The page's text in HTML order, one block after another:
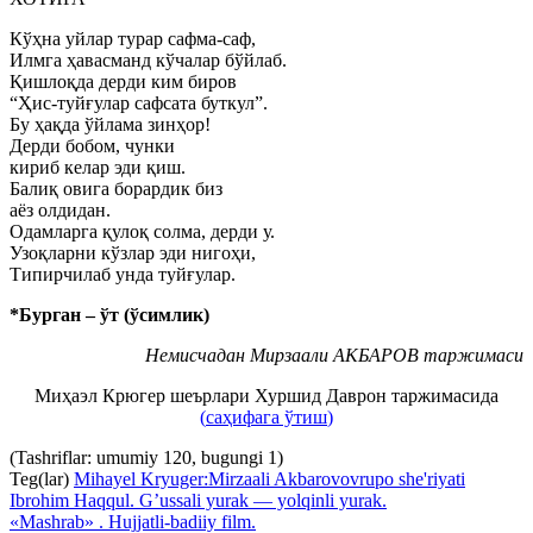
Кўҳна уйлар турар сафма-саф,
Илмга ҳавасманд кўчалар бўйлаб.
Қишлоқда дерди ким биров
“Ҳис-туйғулар сафсата буткул”.
Бу ҳақда ўйлама зинҳор!
Дерди бобом, чунки
кириб келар эди қиш.
Балиқ овига борардик биз
аёз олдидан.
Одамларга қулоқ солма, дерди у.
Узоқларни кўзлар эди нигоҳи,
Типирчилаб унда туйғулар.
*Бурган – ўт (ўсимлик)
Немисчадан Мирзаали АКБАРОВ таржимаси
Миҳаэл Крюгер шеърлари Хуршид Даврон таржимасида
(саҳифага ўтиш)
(Tashriflar: umumiy 120, bugungi 1)
Teg(lar) Mihayel Kryuger:Mirzaali Akbarovovrupo she'riyati
Ibrohim Haqqul. G’ussali yurak — yolqinli yurak.
«Mashrab» . Hujjatli-badiiy film.